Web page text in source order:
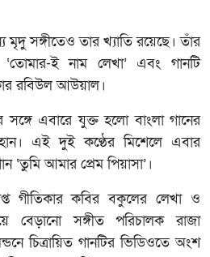
সঙ্গীতেও তার খ্যাতি রয়েছে। তাঁর
ই নাম লেখা’ এবং গানটি
রবিউল আউয়াল।
এবারে যুক্ত হলো বাংলা গানের
এই দুই কণ্ঠের মিশেলে এবার
‘তুমি আমার প্রেম পিয়াসা’।
গীতিকার কবির বকুলের লেখা ও
বেড়ানো সঙ্গীত পরিচালক রাজা
চিত্রায়িত গানটির ভিডিওতে অংশ